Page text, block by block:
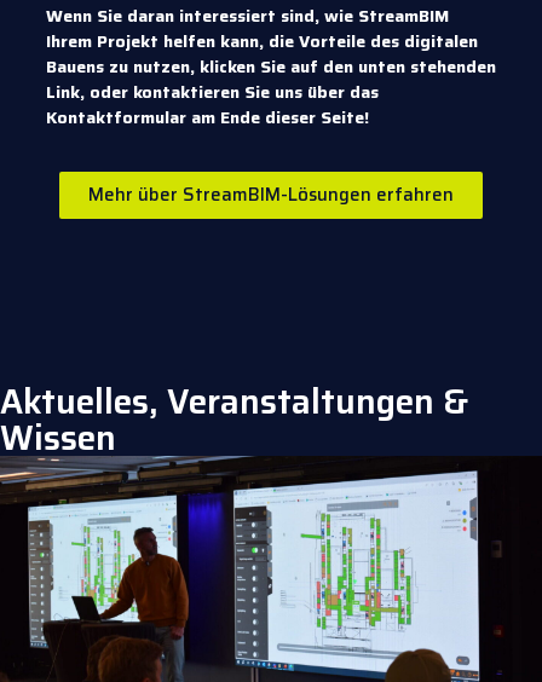
Wenn Sie daran interessiert sind, wie StreamBIM
Ihrem Projekt helfen kann, die Vorteile des digitalen
Bauens zu nutzen, klicken Sie auf den unten stehenden
Link, oder kontaktieren Sie uns über das
Kontaktformular am Ende dieser Seite!
Mehr über StreamBIM-Lösungen erfahren
Aktuelles, Veranstaltungen &
Wissen